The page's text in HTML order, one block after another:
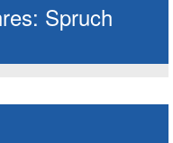
Spruch